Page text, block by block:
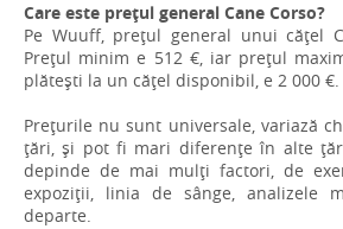
Care este prețul general Cane Corso?
Pe Wuuff, prețul general unui cățel
Prețul minim e 512 €, iar prețul
plătești la un cățel disponibil, e 2 000 €.
Prețurile nu sunt universale, variază
țări, și pot fi mari diferențe în alte
depinde de mai mulți factori, de
expoziții, linia de sânge, analizele
departe.